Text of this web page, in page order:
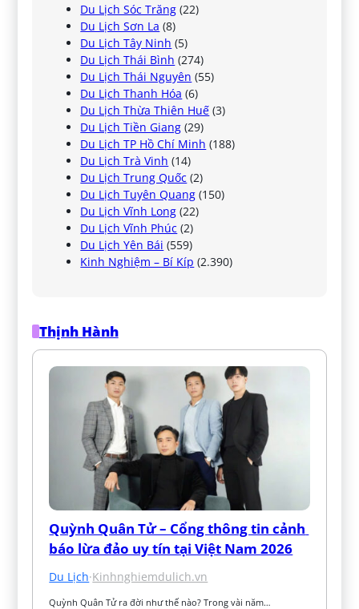
Du Lịch Sóc Trăng (22)
Du Lịch Sơn La (8)
Du Lịch Tây Ninh (5)
Du Lịch Thái Bình (274)
Du Lịch Thái Nguyên (55)
Du Lịch Thanh Hóa (6)
Du Lịch Thừa Thiên Huế (3)
Du Lịch Tiền Giang (29)
Du Lịch TP Hồ Chí Minh (188)
Du Lịch Trà Vinh (14)
Du Lịch Trung Quốc (2)
Du Lịch Tuyên Quang (150)
Du Lịch Vĩnh Long (22)
Du Lịch Vĩnh Phúc (2)
Du Lịch Yên Bái (559)
Kinh Nghiệm – Bí Kíp (2.390)
Thịnh Hành
Quỳnh Quân Tử – Cổng thông tin cảnh
báo lừa đảo uy tín tại Việt Nam 2026
Du Lịch·Kinhnghiemdulich.vn
Quỳnh Quân Tử ra đời như thế nào? Trong vài năm…